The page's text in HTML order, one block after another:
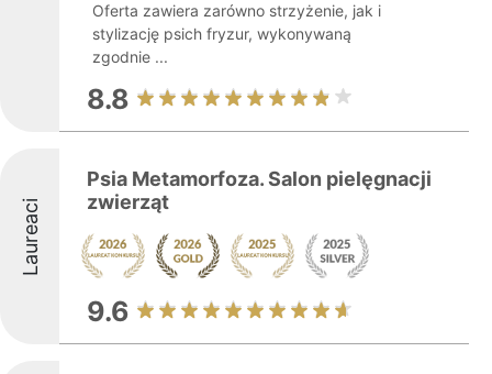
Oferta zawiera zarówno strzyżenie, jak i
stylizację psich fryzur, wykonywaną
zgodnie ...
8.8
Laureaci
Psia Metamorfoza. Salon pielęgnacji
zwierząt
9.6